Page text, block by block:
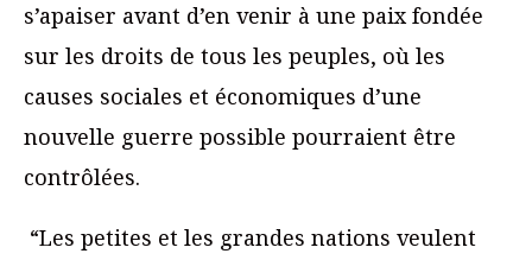
s’apaiser avant d’en venir à une paix fondée
sur les droits de tous les peuples, où les
causes sociales et économiques d’une
nouvelle guerre possible pourraient être
contrôlées.
“Les petites et les grandes nations veulent